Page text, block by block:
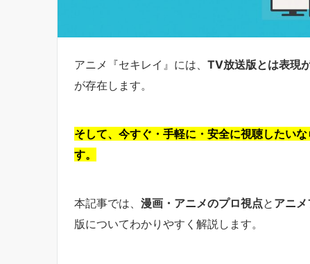
アニメ『セキレイ』には、 TV放送版とは表現
が存在します。
そして、今すぐ・手軽に・安全に視聴したい
す。
本記事では、 漫画・アニメのプロ視点と アニ
版についてわかりやすく解説します。